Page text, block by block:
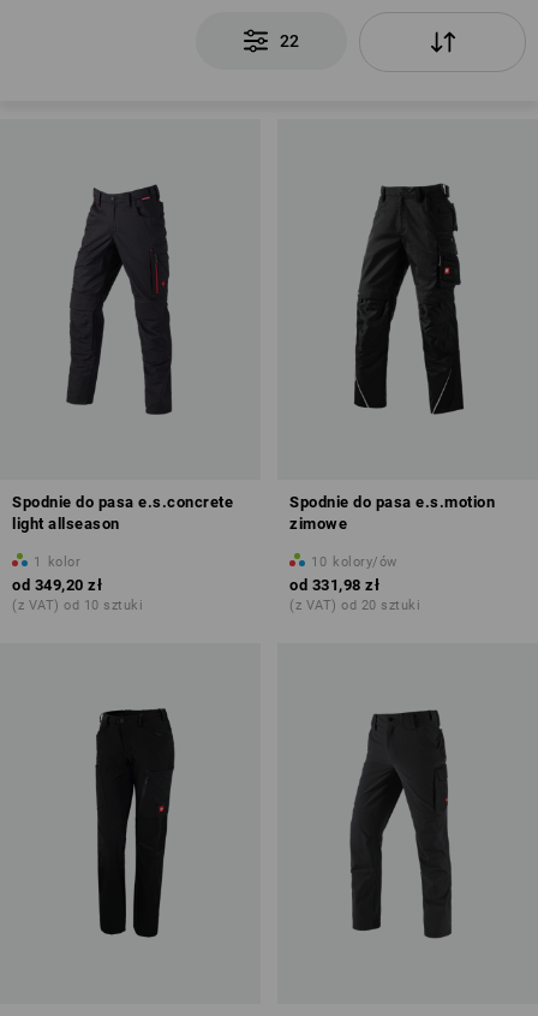
22
Spodnie do pasa e.s.concrete
light allseason
1 kolor
od 349,20 zł
(z VAT) od 10 sztuki
Spodnie do pasa e.s.motion
zimowe
10 kolory/ów
od 331,98 zł
(z VAT) od 20 sztuki